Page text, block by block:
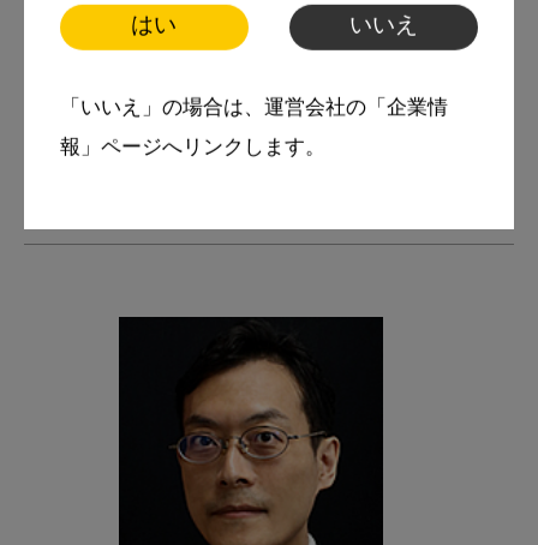
はい いいえ
「いいえ」の場合は、運営会社の「企業情
報」ページへリンクします。
規格性のある口腔内写真を撮ろう【５】ミラ
規格性のある口腔内写真を撮ろう【６】ミラ
ー撮影のコツ・咬合面観編